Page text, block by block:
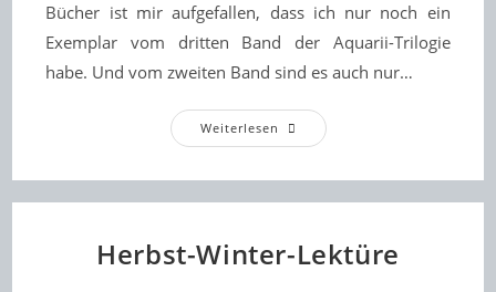
Bücher ist mir aufgefallen, dass ich nur noch ein
Exemplar vom dritten Band der Aquarii-Trilogie
habe. Und vom zweiten Band sind es auch nur…
Weiterlesen Plötzlich
Keine
Herbst-Winter-Lektüre